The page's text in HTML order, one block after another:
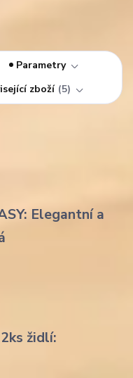
Parametry
zboží 5
Elegantní a
židlí: